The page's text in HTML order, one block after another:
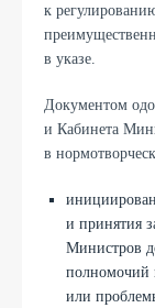
к
в указе.
Документом
и Кабинета
в
и принятия
Министров
полномочий
или